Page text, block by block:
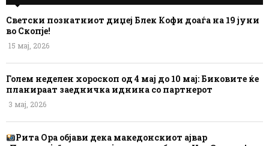
Светски познатниот диџеј Блек Кофи доаѓа на 19 јуни
во Скопје!
15 мај, 2026
Голем неделен хороскоп од 4 мај до 10 мај: Биковите ќе
планираат заедничка иднина со партнерот
3 мај, 2026
Рита Ора објави дека македонскиот ајвар